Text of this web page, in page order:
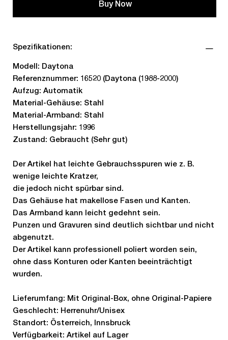
Buy Now
Spezifikationen:
Modell: Daytona
Referenznummer: 16520 (Daytona (1988-2000)
Aufzug: Automatik
Material-Gehäuse: Stahl
Material-Armband: Stahl
Herstellungsjahr: 1996
Zustand: Gebraucht (Sehr gut)
Der Artikel hat leichte Gebrauchsspuren wie z. B.
wenige leichte Kratzer,
die jedoch nicht spürbar sind.
Das Gehäuse hat makellose Fasen und Kanten.
Das Armband kann leicht gedehnt sein.
Punzen und Gravuren sind deutlich sichtbar und nicht
abgenutzt.
Der Artikel kann professionell poliert worden sein,
ohne dass Konturen oder Kanten beeinträchtigt
wurden.
Lieferumfang: Mit Original-Box, ohne Original-Papiere
Geschlecht: Herrenuhr/Unisex
Standort: Österreich, Innsbruck
Verfügbarkeit: Artikel auf Lager